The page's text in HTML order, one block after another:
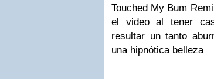
Touched My Bum
el video al tener
resultar un tanto
una hipnótica belleza